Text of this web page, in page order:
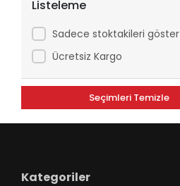
Ariel
Arko
Asperox
ASSE
ATILGAN
Avşar
Listeleme
Sadece stoktakileri göster
Ücretsiz Kargo
Seçimleri Temizle
Kategoriler